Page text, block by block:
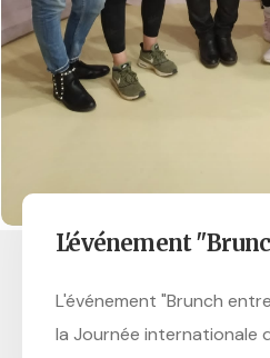
L'événement
L'événement "Brunch
la Journée internationale